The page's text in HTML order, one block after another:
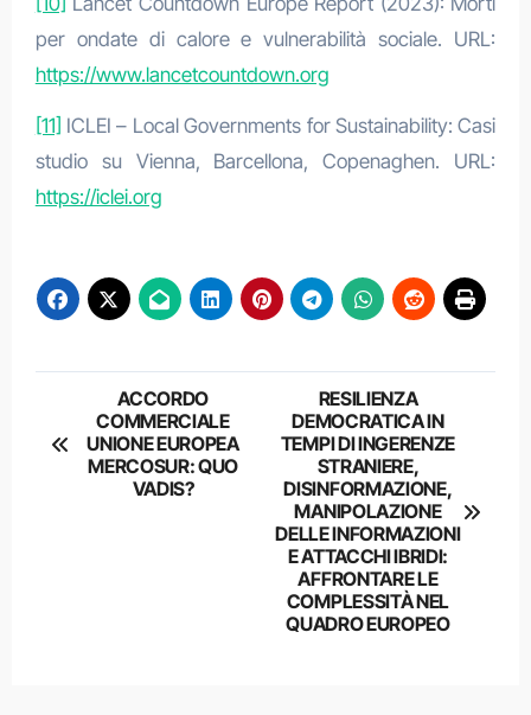
per ondate di calore e vulnerabilità sociale. URL:
https://www.lancetcountdown.org
[11] ICLEI – Local Governments for Sustainability: Casi
studio su Vienna, Barcellona, Copenaghen. URL:
https://iclei.org
Navigazione
articoli
ACCORDO
COMMERCIALE
UNIONE EUROPEA
MERCOSUR: QUO
VADIS?
RESILIENZA
DEMOCRATICA IN
TEMPI DI INGERENZE
STRANIERE,
DISINFORMAZIONE,
MANIPOLAZIONE
DELLE INFORMAZIONI
E ATTACCHI IBRIDI:
AFFRONTARE LE
COMPLESSITÀ NEL
QUADRO EUROPEO